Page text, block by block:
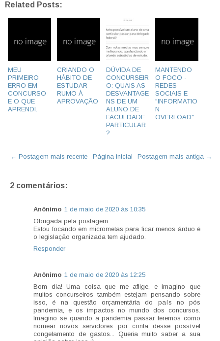
Related Posts:
MEU
PRIMEIRO
ERRO EM
CONCURSO
E O QUE
APRENDI.
CRIANDO O
HÁBITO DE
ESTUDAR -
RUMO À
APROVAÇÃO
DÚVIDA DE
CONCURSEIR
O: QUAIS AS
DESVANTAGE
NS DE UM
ALUNO DE
FACULDADE
PARTICULAR
?
MANTENDO
O FOCO -
REDES
SOCIAIS E
"INFORMATIO
N
OVERLOAD"
← Postagem mais recente Postagem mais antiga →
Página inicial
2 comentários:
Anônimo 1 de maio de 2020 às 10:35
Obrigada pela postagem.
Estou focando em micrometas para ficar menos árduo é
o legislação organizada tem ajudado.
Responder
Anônimo 1 de maio de 2020 às 12:25
Bom dia! Uma coisa que me aflige, e imagino que
muitos concurseiros também estejam pensando sobre
isso, é na questão orçamentária do país no pós
pandemia, e os impactos no mundo dos concursos.
Imagino se quando a pandemia passar teremos como
nomear novos servidores por conta desse possível
congelamento de gastos... Queria muito saber a sua